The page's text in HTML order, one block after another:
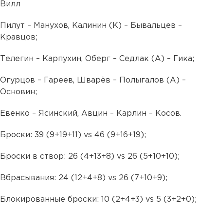
Вилл
Пилут – Манухов, Калинин (К) – Бывальцев –
Кравцов;
Телегин – Карпухин, Оберг – Седлак (А) – Гика;
Огурцов – Гареев, Шварёв – Полыгалов (А) –
Основин;
Евенко – Ясинский, Авцин – Карлин – Косов.
Броски: 39 (9+19+11) vs 46 (9+16+19);
Броски в створ: 26 (4+13+8) vs 26 (5+10+10);
Вбрасывания: 24 (12+4+8) vs 26 (7+10+9);
Блокированные броски: 10 (2+4+3) vs 5 (3+2+0);